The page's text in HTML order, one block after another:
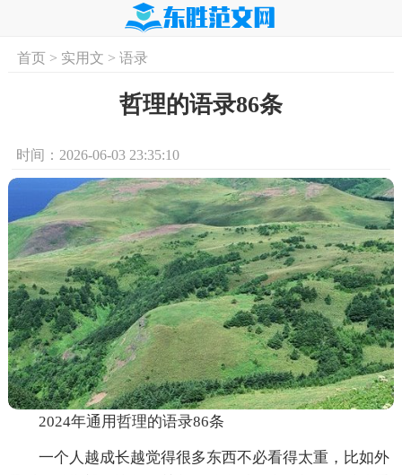
首页 实用文
首页> 实用文 > 语录
哲理的语录86条
时间：2026-06-03 23:35:10
2024年通用哲理的语录86条
一个人越成长越觉得很多东西不必看得太重，比如外